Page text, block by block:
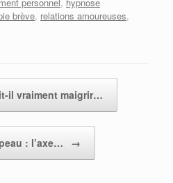
brève, relations amoureuses,
il vraiment maigrir…
: l’axe… →